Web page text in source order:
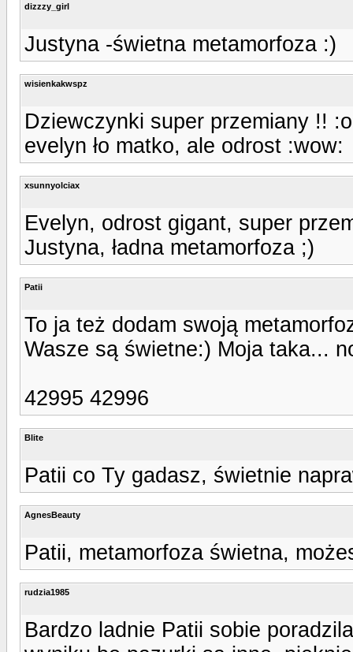
dizzzy_girl
Justyna -świetna metamorfoza :)
wisienkakwspz
Dziewczynki super przemiany !!
evelyn ło matko, ale odrost :wow:
xsunnyolciax
Evelyn, odrost gigant, super
Justyna, ładna metamorfoza ;)
Patii
To ja też dodam swoją
Wasze są świetne:) Moja taka...
42995 42996
Blite
Patii co Ty gadasz, świetnie
AgnesBeauty
Patii, metamorfoza świetna,
rudzia1985
Bardzo ladnie Patii sobie